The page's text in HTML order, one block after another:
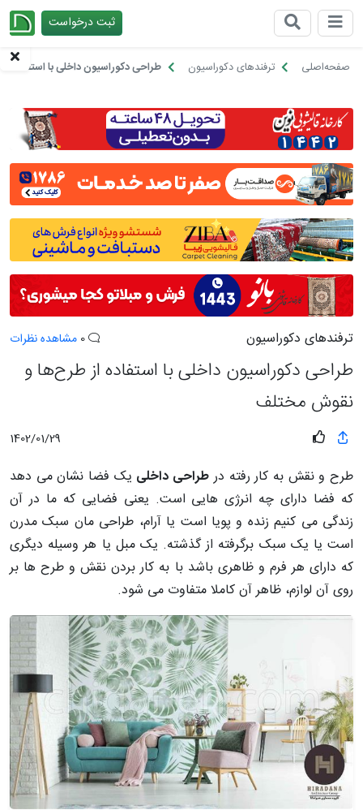
ثبت درخواست
صفحه‌اصلی ترفندهای دکوراسیون طراحی دکوراسیون داخلی با استفاده
ترفندهای دکوراسیون مشاهده نظرات
طراحی دکوراسیون داخلی با استفاده از طرح‌ها و
نقوش مختلف
1402/01/29
طرح و نقش به کار رفته درطراحی داخلی یک فضا نشان می دهد
که فضا دارای چه انرژی هایی است. یعنی فضایی که ما در آن
زندگی می کنیم زنده و پویا است یا آرام، طراحی مان سبک مدرن
است یا یک سبک برگرفته از گذشته. یک مبل یا هر وسیله دیگری
که دارای هر فرم و ظاهری باشد با به کار بردن نقش و طرح ها بر
روی آن لوازم، ظاهر آن کاملا متفاوت می شود.